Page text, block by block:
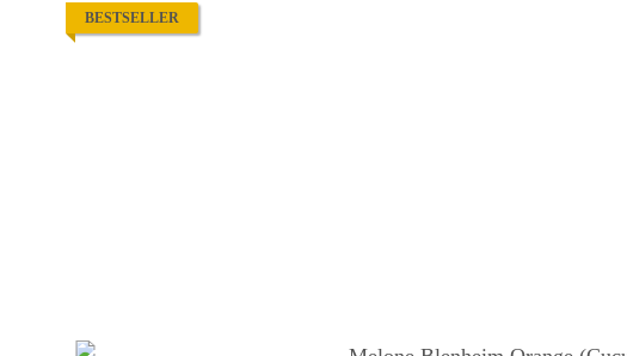
BESTSELLER